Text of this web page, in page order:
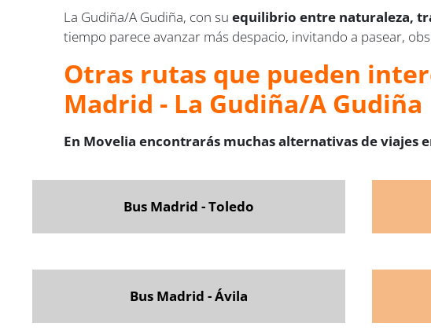
La Gudiña/A Gudiña, con suequilibrio entre naturaleza,
tiempo parece avanzar más despacio, invitando a pasear,
Otras rutas que pueden
Madrid - La Gudiña/A Gudiña
En Movelia encontrarás muchas alternativas de viajes
Bus Madrid - Toledo
Bus Madrid - Ávila